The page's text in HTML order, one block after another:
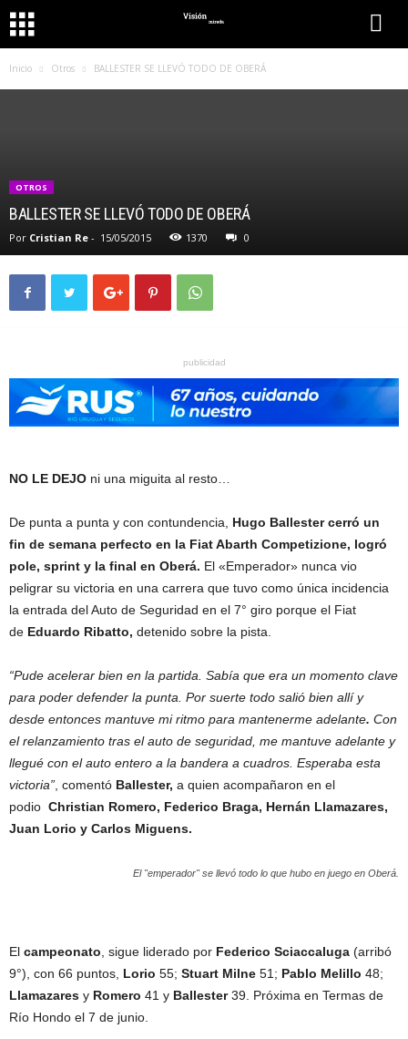
Inicio Otros BALLESTER SE LLEVÓ TODO DE OBERÁ
OTROS
BALLESTER SE LLEVÓ TODO DE OBERÁ
Por Cristian Re - 15/05/2015 1370 0
publicidad
NO LE DEJO ni una miguita al resto…
De punta a punta y con contundencia, Hugo Ballester cerró un
fin de semana perfecto en la Fiat Abarth Competizione, logró
pole, sprint y la final en Oberá. El «Emperador» nunca vio
peligrar su victoria en una carrera que tuvo como única incidencia
la entrada del Auto de Seguridad en el 7° giro porque el Fiat
de Eduardo Ribatto, detenido sobre la pista.
“Pude acelerar bien en la partida. Sabía que era un momento clave
para poder defender la punta. Por suerte todo salió bien allí y
desde entonces mantuve mi ritmo para mantenerme adelante. Con
el relanzamiento tras el auto de seguridad, me mantuve adelante y
llegué con el auto entero a la bandera a cuadros. Esperaba esta
victoria” , comentó Ballester, a quien acompañaron en el
podio Christian Romero, Federico Braga, Hernán Llamazares,
Juan Lorio y Carlos Miguens.
El "emperador" se llevó todo lo que hubo en juego en Oberá.
El campeonato , sigue liderado por Federico Sciaccaluga (arribó
9°), con 66 puntos, Lorio 55; Stuart Milne 51; Pablo Melillo 48;
Llamazares y Romero 41 y Ballester39. Próxima en Termas de
Río Hondo el 7 de junio.